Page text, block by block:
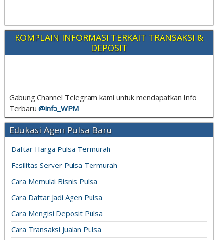
KOMPLAIN INFORMASI TERKAIT TRANSAKSI &
DEPOSIT
Gabung Channel Telegram kami untuk mendapatkan Info
Terbaru @info_ WPM
Edukasi Agen Pulsa Baru
Daftar Harga Pulsa Termurah
Fasilitas Server Pulsa Termurah
Cara Memulai Bisnis Pulsa
Cara Daftar Jadi Agen Pulsa
Cara Mengisi Deposit Pulsa
Cara Transaksi Jualan Pulsa